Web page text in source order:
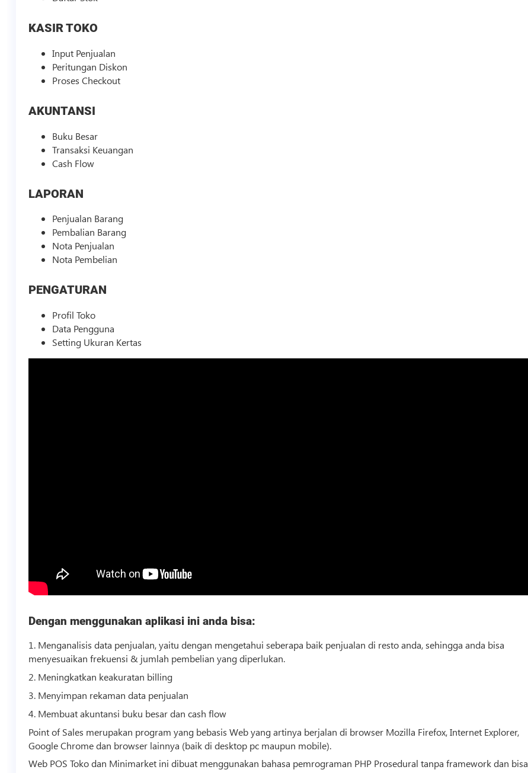
KASIR TOKO
Input Penjualan
Peritungan Diskon
Proses Checkout
AKUNTANSI
Buku Besar
Transaksi Keuangan
Cash Flow
LAPORAN
Penjualan Barang
Pembalian Barang
Nota Penjualan
Nota Pembelian
PENGATURAN
Profil Toko
Data Pengguna
Setting Ukuran Kertas
Dengan menggunakan aplikasi ini anda bisa:
1. Menganalisis data penjualan, yaitu dengan mengetahui seberapa baik penjualan di resto anda, sehingga anda bisa
menyesuaikan frekuensi & jumlah pembelian yang diperlukan.
2. Meningkatkan keakuratan billing
3. Menyimpan rekaman data penjualan
4. Membuat akuntansi buku besar dan cash flow
Point of Sales merupakan program yang bebasis Web yang artinya berjalan di browser Mozilla Firefox, Internet Explorer,
Google Chrome dan browser lainnya (baik di desktop pc maupun mobile).
Web POS Toko dan Minimarket ini dibuat menggunakan bahasa pemrograman PHP Prosedural tanpa framework dan bisa